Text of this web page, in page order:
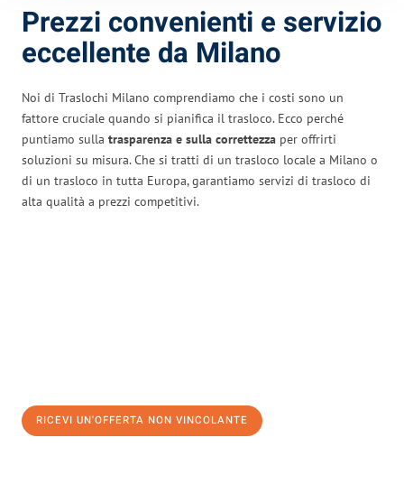
Prezzi convenienti e servizio
eccellente da Milano
Noi di Traslochi Milano comprendiamo che i costi sono un
fattore cruciale quando si pianifica il trasloco. Ecco perché
puntiamo sulla trasparenza e sulla correttezza per offrirti
soluzioni su misura. Che si tratti di un trasloco locale a Milano o
di un trasloco in tutta Europa, garantiamo servizi di trasloco di
alta qualità a prezzi competitivi.
RICEVI UN'OFFERTA NON VINCOLANTE